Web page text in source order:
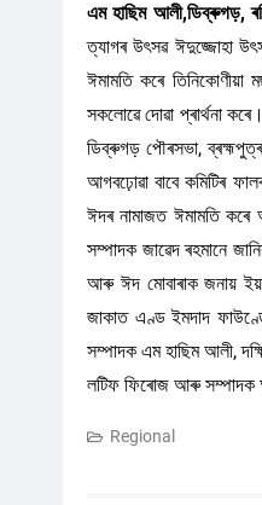
এম হাছিম আলী,ডিব্ৰুগড়,
ত্যাগৰ উৎসৱ ঈদুজ্জোহা
ঈমামতি কৰে
সকলোৱে দোৱা প্ৰাৰ্থনা
ডিব্ৰুগড় পৌৰসভা,
আগবঢ়োৱা বাবে কমিটিৰ
ঈদৰ নামাজত ঈমামতি
সম্পাদক জাৱেদ ৰহমানে
আৰু ঈদ মোবাৰাক জনায়
জাকাত এণ্ড ইমদাদ
সম্পাদক এম হাছিম আলী,
লটিফ ফিৰোজ আৰু সম্পাদক
Regional